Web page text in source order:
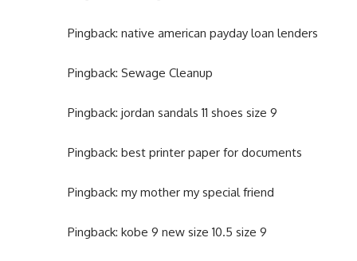
Pingback: native american payday loan lenders
Pingback: Sewage Cleanup
Pingback: jordan sandals 11 shoes size 9
Pingback: best printer paper for documents
Pingback: my mother my special friend
Pingback: kobe 9 new size 10.5 size 9